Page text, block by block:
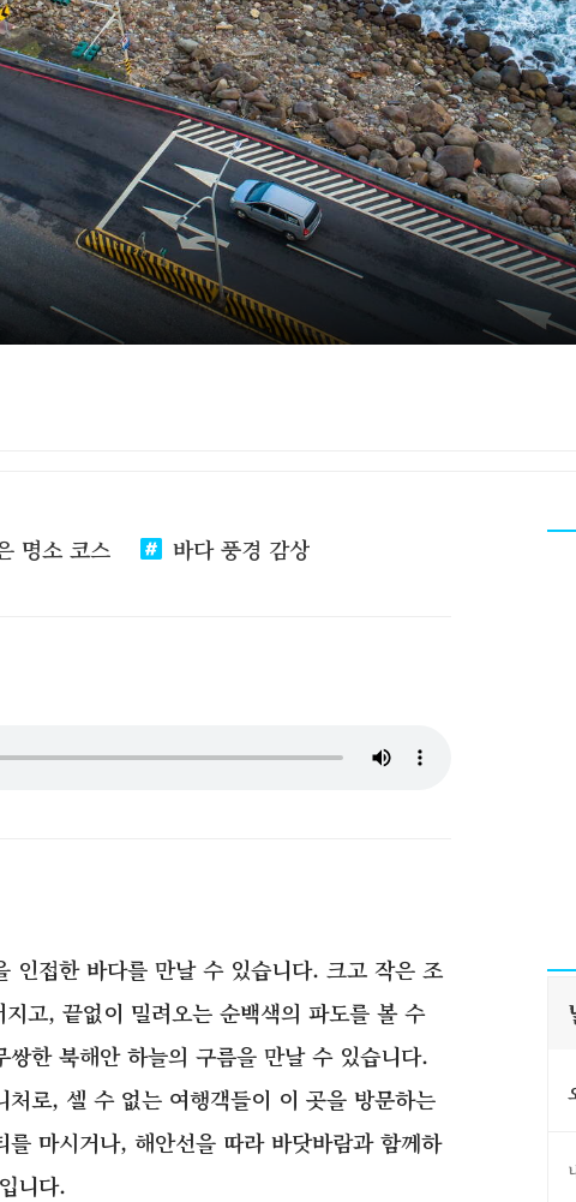
명소 코스 바다 풍경 감상
인접한 바다를 만날 수 있습니다. 크고 작은 조
고, 끝없이 밀려오는 순백색의 파도를 볼 수
한 북해안 하늘의 구름을 만날 수 있습니다.
로, 셀 수 없는 여행객들이 이 곳을 방문하는
마시거나, 해안선을 따라 바닷바람과 함께하
니다.